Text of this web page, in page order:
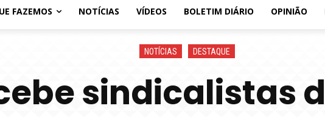
FAZEMOS NOTÍCIAS VÍDEOS BOLETIM DIÁRIO OPINIÃO
NOTÍCIAS DESTAQUE
sindicalistas